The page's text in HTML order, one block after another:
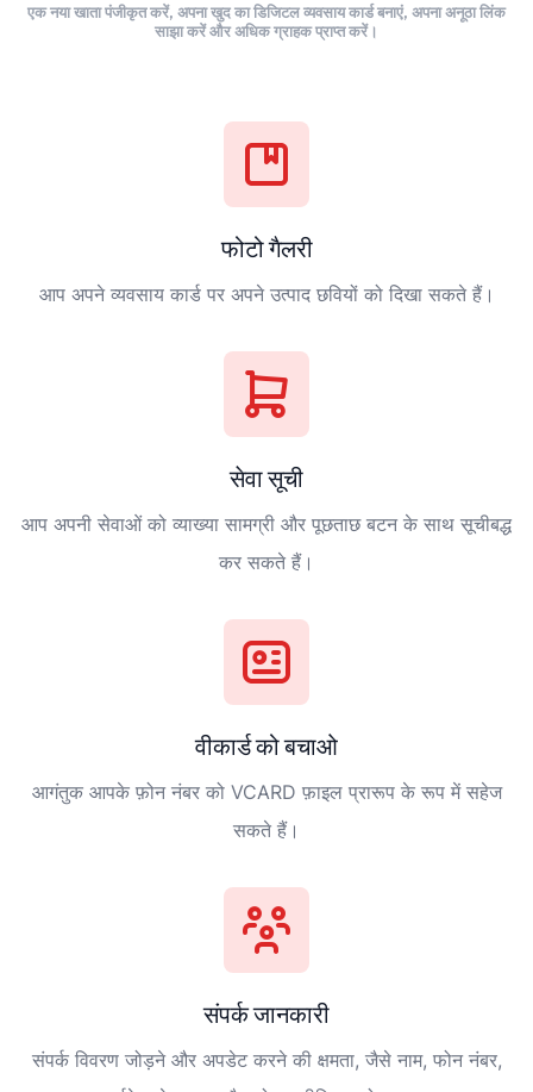
एक नया खाता पंजीकृत करें, अपना खुद का डिजिटल व्यवसाय कार्ड बनाएं, अपना अनूठा लिंक
साझा करें और अधिक ग्राहक प्राप्त करें।
फोटो गैलरी
आप अपने व्यवसाय कार्ड पर अपने उत्पाद छवियों को दिखा सकते हैं।
सेवा सूची
आप अपनी सेवाओं को व्याख्या सामग्री और पूछताछ बटन के साथ सूचीबद्ध
कर सकते हैं।
वीकार्ड को बचाओ
आगंतुक आपके फ़ोन नंबर को VCARD फ़ाइल प्रारूप के रूप में सहेज
सकते हैं।
संपर्क जानकारी
संपर्क विवरण जोड़ने और अपडेट करने की क्षमता, जैसे नाम, फोन नंबर,